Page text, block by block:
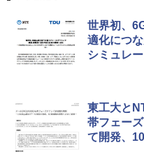
世界初、
適化につ
シミュレ
東工大と
帯フェー
て開発、